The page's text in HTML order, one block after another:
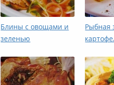
Блины с овощами и
зеленью
Рыбная